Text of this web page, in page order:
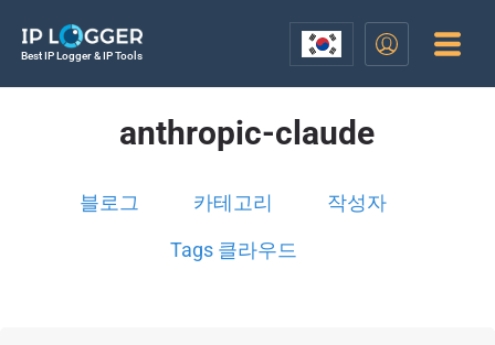
Best IP Logger & IP Tools
anthropic-claude
블로그 카테고리 작성자
Tags 클라우드